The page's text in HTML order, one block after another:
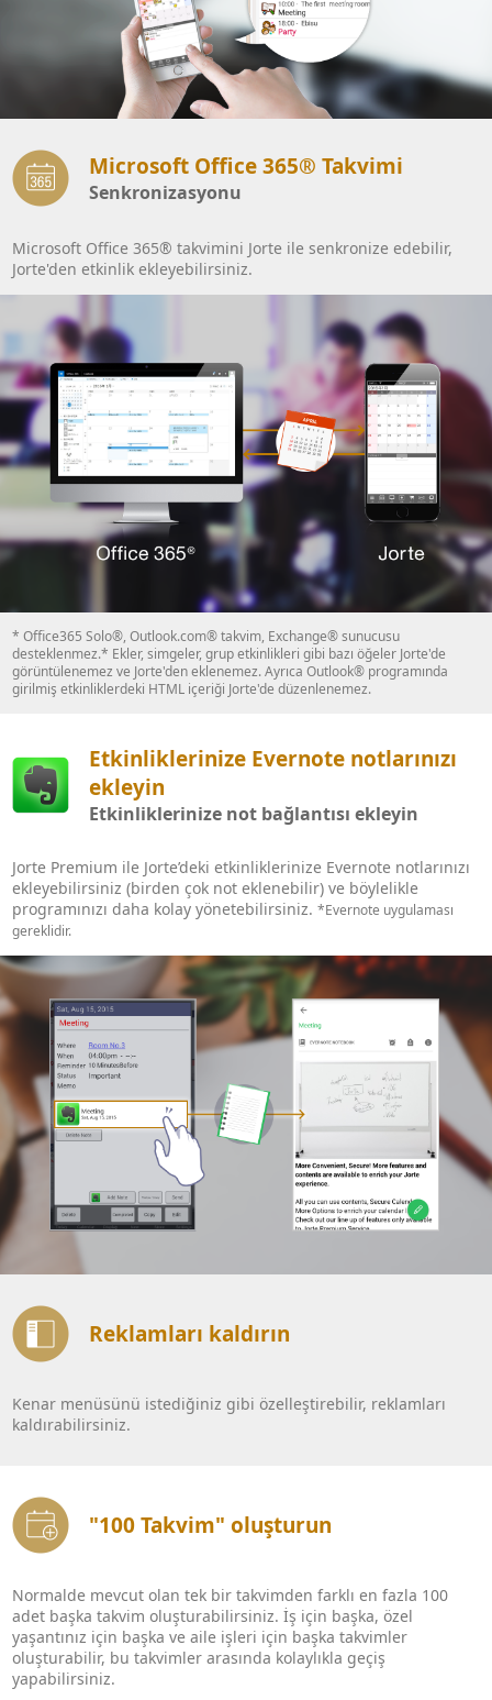
Microsoft Office 365® Takvimi
Senkronizasyonu
Microsoft Office 365® takvimini Jorte ile senkronize edebilir,
Jorte'den etkinlik ekleyebilirsiniz.
* Office365 Solo®, Outlook.com® takvim, Exchange® sunucusu
desteklenmez.* Ekler, simgeler, grup etkinlikleri gibi bazı öğeler Jorte'de
görüntülenemez ve Jorte'den eklenemez. Ayrıca Outlook® programında
girilmiş etkinliklerdeki HTML içeriği Jorte'de düzenlenemez.
Etkinliklerinize Evernote notlarınızı
ekleyin
Etkinliklerinize not bağlantısı ekleyin
Jorte Premium ile Jorte’deki etkinliklerinize Evernote notlarınızı
ekleyebilirsiniz (birden çok not eklenebilir) ve böylelikle
programınızı daha kolay yönetebilirsiniz. *Evernote uygulaması
gereklidir.
Reklamları kaldırın
Kenar menüsünü istediğiniz gibi özelleştirebilir, reklamları
kaldırabilirsiniz.
"100 Takvim" oluşturun
Normalde mevcut olan tek bir takvimden farklı en fazla 100
adet başka takvim oluşturabilirsiniz. İş için başka, özel
yaşantınız için başka ve aile işleri için başka takvimler
oluşturabilir, bu takvimler arasında kolaylıkla geçiş
yapabilirsiniz.